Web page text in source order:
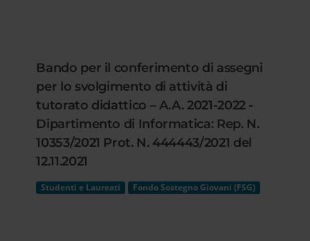
Bando per il conferimento di assegni
per lo svolgimento di attività di
tutorato didattico – A.A. 2021-2022 -
Dipartimento di Informatica: Rep. N.
10353/2021 Prot. N. 444443/2021 del
12.11.2021
Studenti e Laureati Fondo Sostegno Giovani (FSG)